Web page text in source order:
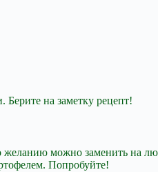
на заметку рецепт!
желанию можно заменить на
Попробуйте!